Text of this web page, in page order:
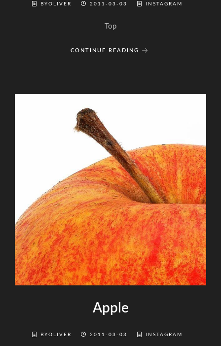
BYOLIVER 2011-03-03 INSTAGRAM
Top
CONTINUE READING
Apple
BYOLIVER 2011-03-03 INSTAGRAM